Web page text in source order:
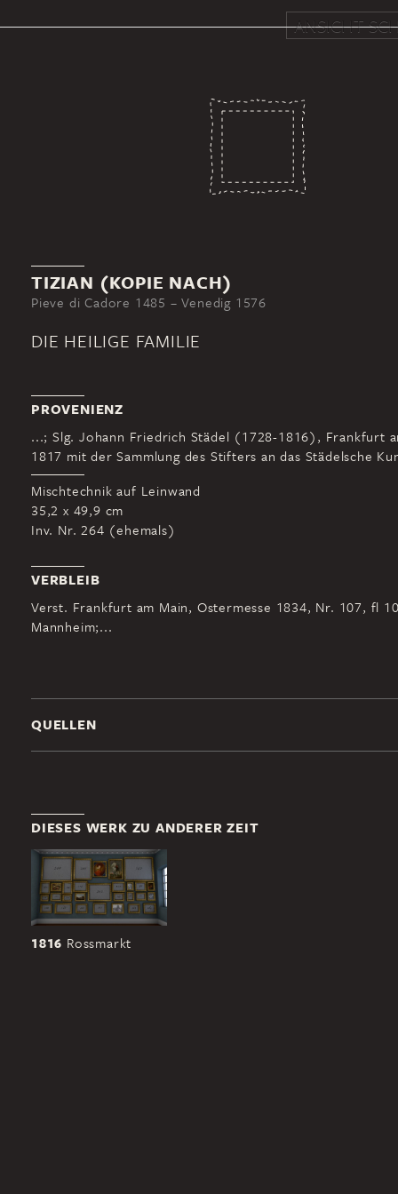
ANSICHT
TIZIAN (KOPIE NACH)
Pieve di Cadore 1485 – Venedig 1576
DIE HEILIGE FAMILIE
PROVENIENZ
...; Slg. Johann Friedrich Städel (1728-1816), Frankfurt
1817 mit der Sammlung des Stifters an das Städelsche
Mischtechnik auf Leinwand
35,2 x 49,9 cm
Inv. Nr. 264 (ehemals)
VERBLEIB
Verst. Frankfurt am Main, Ostermesse 1834, Nr. 107, fl
Mannheim;...
QUELLEN
DIESES WERK ZU ANDERER ZEIT
1816 Rossmarkt